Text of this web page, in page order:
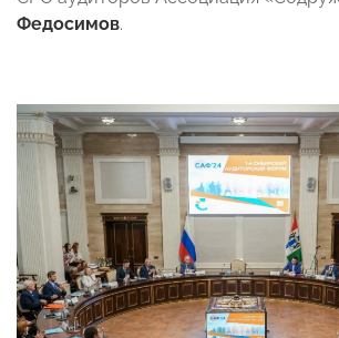
Федосимов.